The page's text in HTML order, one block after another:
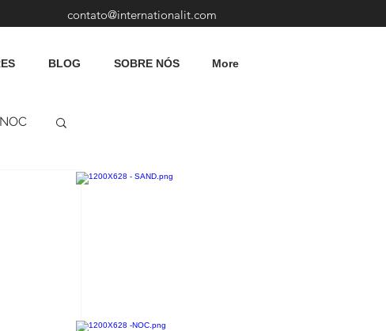
contato@internationalit.com
BLOG SOBRE NÓS More
NOC